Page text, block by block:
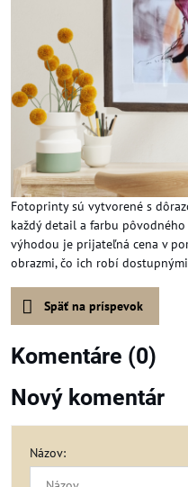
Fotoprinty sú vytvorené s
každý detail a farbu
výhodou je prijateľná cena v
obrazmi, čo ich robí
Späť na príspevok
Komentáre (0)
Nový komentár
Názov: